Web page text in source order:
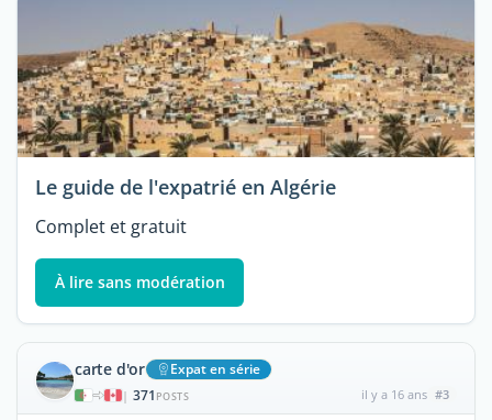
Le guide de l'expatrié en Algérie
Complet et gratuit
À lire sans modération
carte d'or Expat en série
| 371 POSTS il y a 16 ans #3